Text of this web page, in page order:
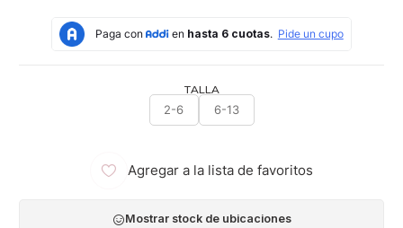
TALLA
2-6
6-13
Agregar a la lista de favoritos
Mostrar stock de ubicaciones